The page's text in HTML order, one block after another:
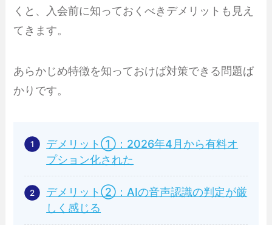
くと、入会前に知っておくべきデメリットも見え
てきます。
あらかじめ特徴を知っておけば対策できる問題ば
かりです。
デメリット①：2026年4月から有料オ
プション化された
デメリット②：AIの音声認識の判定が厳
しく感じる